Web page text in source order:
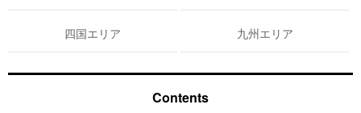
四国エリア 九州エリア
Contents